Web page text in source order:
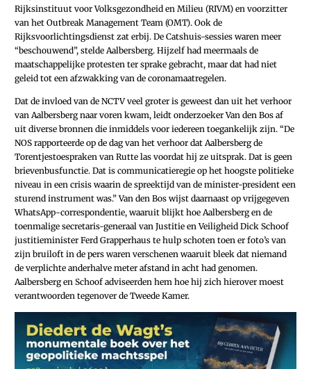
Rijksinstituut voor Volksgezondheid en Milieu (RIVM) en voorzitter
van het Outbreak Management Team (OMT). Ook de
Rijksvoorlichtingsdienst zat erbij. De Catshuis-sessies waren meer
“beschouwend”, stelde Aalbersberg. Hijzelf had meermaals de
maatschappelijke protesten ter sprake gebracht, maar dat had niet
geleid tot een afzwakking van de coronamaatregelen.
Dat de invloed van de NCTV veel groter is geweest dan uit het verhoor
van Aalbersberg naar voren kwam, leidt onderzoeker Van den Bos af
uit diverse bronnen die inmiddels voor iedereen toegankelijk zijn. “De
NOS rapporteerde op de dag van het verhoor dat Aalbersberg de
Torentjestoespraken van Rutte las voordat hij ze uitsprak. Dat is geen
brievenbusfunctie. Dat is communicatieregie op het hoogste politieke
niveau in een crisis waarin de spreektijd van de minister-president een
sturend instrument was.” Van den Bos wijst daarnaast op vrijgegeven
WhatsApp-correspondentie, waaruit blijkt hoe Aalbersberg en de
toenmalige secretaris-generaal van Justitie en Veiligheid Dick Schoof
justitieminister Ferd Grapperhaus te hulp schoten toen er foto’s van
zijn bruiloft in de pers waren verschenen waaruit bleek dat niemand
de verplichte anderhalve meter afstand in acht had genomen.
Aalbersberg en Schoof adviseerden hem hoe hij zich hierover moest
verantwoorden tegenover de Tweede Kamer.